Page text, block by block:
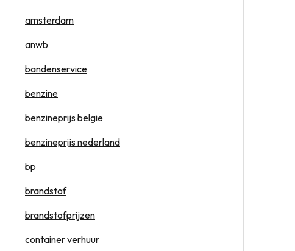
amsterdam
anwb
bandenservice
benzine
benzineprijs belgie
benzineprijs nederland
bp
brandstof
brandstofprijzen
container verhuur